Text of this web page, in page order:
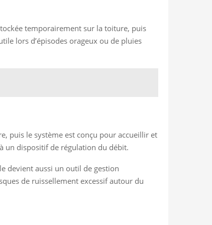
temporairement sur la toiture, puis
lors d’épisodes orageux ou de pluies
puis le système est conçu pour accueillir et
un dispositif de régulation du débit.
devient aussi un outil de gestion
de ruissellement excessif autour du